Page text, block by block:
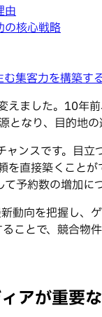
由
の核心戦略
集客力を構築す
ました。10
なり、目的地の
ンスです。目
直接築くこと
予約数の増加に
向を把握し、
ことで、競合
アが重要